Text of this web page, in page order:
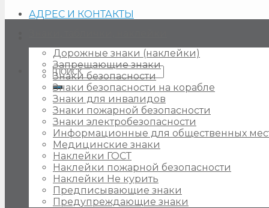
АДРЕС И КОНТАКТЫ
Искать:
Дорожные знаки (наклейки)
Запрещающие знаки
Знаки безопасности
Знаки безопасности на корабле
Знаки для инвалидов
Знаки пожарной безопасности
Знаки электробезопасности
Информационные для общественных
Медицинские знаки
Наклейки ГОСТ
Наклейки пожарной безопасности
Наклейки Не курить
Предписывающие знаки
Предупреждающие знаки